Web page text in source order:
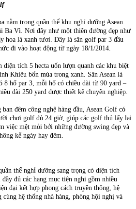
nằm trong quần thể khu nghỉ dưỡng Asean
Ba Vì. Nơi đây như một thiên đường đẹp như
hoa lá xanh tươi. Đây là sân golf par 3 đầu
đi vào hoạt động từ ngày 18/1/2014.
diện tích 5 hecta uốn lượn quanh các khu biệt
Khiêu bốn mùa trong xanh. Sân Asean là
8 hố par 3, mỗi hố có chiều dài từ 90 yard –
dài 250 yard được thiết kế chuyên nghiệp.
đêm công nghệ hàng đầu, Asean Golf có
chơi golf đủ 24 giờ, giúp các golf thủ lấy lại
việc mệt mỏi bởi những đường swing đẹp và
kể ngày hay đêm.
thể nghỉ dưỡng sang trọng có diện tích
đủ các hạng mục tiện nghi gồm nhiều
đại kết hợp phong cách truyền thống, hệ
cùng hệ thống nhà hàng, phòng hội nghị và